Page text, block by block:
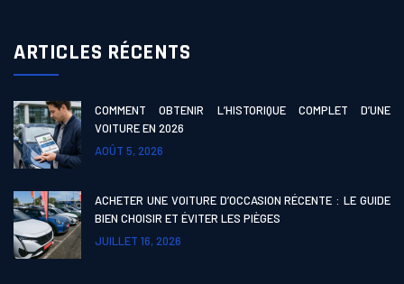
ARTICLES RÉCENTS
COMMENT OBTENIR L’HISTORIQUE COMPLET D’UNE
VOITURE EN 2026
AOÛT 5, 2026
ACHETER UNE VOITURE D’OCCASION RÉCENTE : LE GUIDE
BIEN CHOISIR ET ÉVITER LES PIÈGES
JUILLET 16, 2026